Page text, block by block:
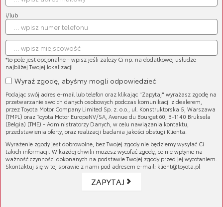
Cena netto:1 018,62 zł
Cięgno mechanizmu wycieraczek
Cena brutto:1 878,91 zł
Cena netto:1 527,57 zł
Cięgno mechanizmu wycieraczek
i/lub
*to pole jest opcjonalne - wpisz jeśli zależy Ci np. na dodatkowej usłudze
najbliżej Twojej lokalizacji
Wyraź zgodę, abyśmy mogli odpowiedzieć
Podając swój adres e-mail lub telefon oraz klikając "Zapytaj" wyrażasz zgodę na
przetwarzanie swoich danych osobowych podczas komunikacji z dealerem,
przez Toyota Motor Company Limited Sp. z. o.o., ul. Konstruktorska 5, Warszawa
(TMPL) oraz Toyota Motor EuropeNV/SA, Avenue du Bourget 60, B-1140 Bruksela
(Belgia) (TME) - Administratorzy Danych, w celu nawiązania kontaktu,
przedstawienia oferty, oraz realizacji badania jakości obsługi Klienta.
Wyrażenie zgody jest dobrowolne, bez Twojej zgody nie będziemy wysyłać Ci
takich informacji. W każdej chwilii możesz wycofać zgodę, co nie wpłynie na
ważność czynności dokonanych na podstawie Twojej zgody przed jej wycofaniem.
Skontaktuj się w tej sprawie z nami pod adresem e-mail: klient@toyota.pl
ZAPYTAJ